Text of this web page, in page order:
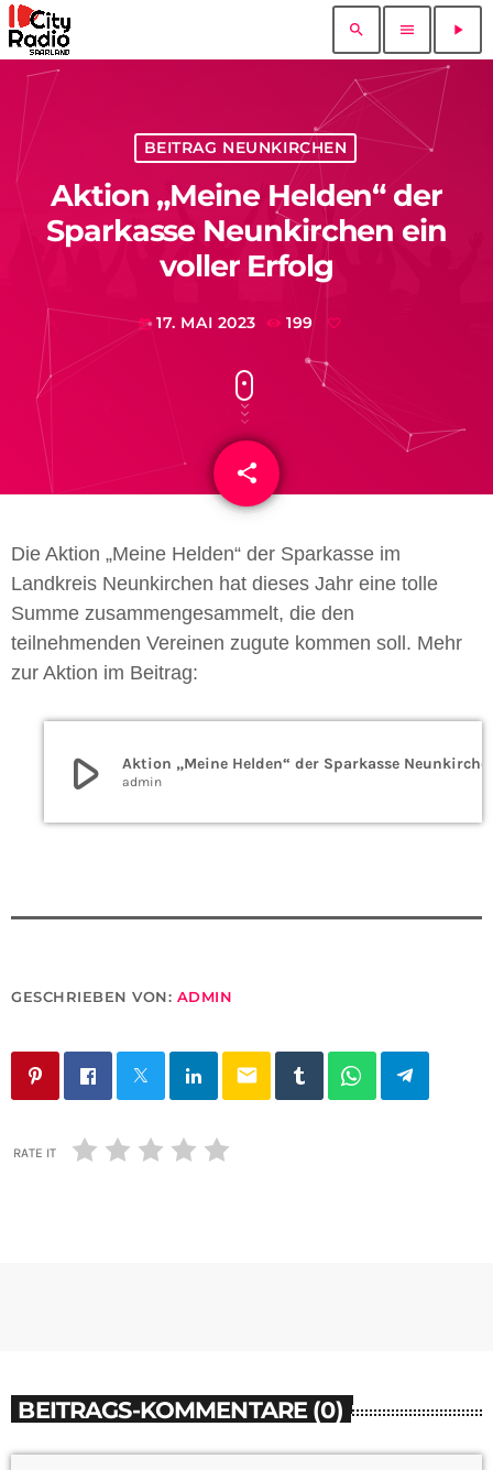
search menu play_arrow
BEITRAG NEUNKIRCHEN
Aktion „Meine Helden“ der
Sparkasse Neunkirchen ein
voller Erfolg
today 17. MAI 2023 199
share
email
Die Aktion „Meine Helden“ der Sparkasse im
Landkreis Neunkirchen hat dieses Jahr eine tolle
Summe zusammengesammelt, die den
teilnehmenden Vereinen zugute kommen soll. Mehr
zur Aktion im Beitrag:
play_arrow admin
GESCHRIEBEN VON: ADMIN
email
RATE IT
BEITRAGS-KOMMENTARE (0)